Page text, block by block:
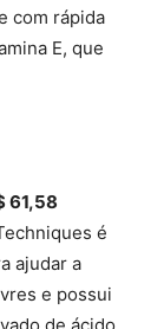
com rápida
E, que
61,58
é
ajudar a
e possui